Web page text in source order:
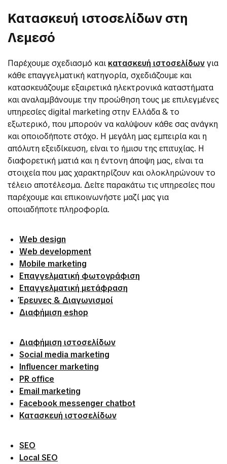
Κατασκευή ιστοσελίδων στη
Λεμεσό
Παρέχουμε σχεδιασμό και κατασκευή ιστοσελίδωνγια
κάθε επαγγελματική κατηγορία, σχεδιάζουμε και
κατασκευάζουμε εξαιρετικά ηλεκτρονικά καταστήματα
και αναλαμβάνουμε την προώθηση τους με επιλεγμένες
υπηρεσίες digital marketing στην Ελλάδα & το
εξωτερικό, που μπορούν να καλύψουν κάθε σας ανάγκη
και οποιοδήποτε στόχο. Η μεγάλη μας εμπειρία και η
απόλυτη εξειδίκευση, είναι το ήμισυ της επιτυχίας. Η
διαφορετική ματιά και η έντονη άποψη μας, είναι τα
στοιχεία που μας χαρακτηρίζουν και ολοκληρώνουν το
τέλειο αποτέλεσμα. Δείτε παρακάτω τις υπηρεσίες που
παρέχουμε και επικοινωνήστε μαζί μας για
οποιαδήποτε πληροφορία.
Web design
Web development
Mobile marketing
Επαγγελματική φωτογράφιση
Επαγγελματική μετάφραση
Έρευνες & Διαγωνισμοί
Διαφήμιση eshop
Διαφήμιση ιστοσελίδων
Social media marketing
Influencer marketing
PR office
Email marketing
Facebook messenger chatbot
Κατασκευή ιστοσελίδων
SEO
Local SEO